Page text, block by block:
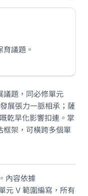
議題。
議題，同必修單元
展張力一脈相承；薩
乾旱化影響扣連。掌
框架，可橫跨多個單
內容依據
元 V 範圍編寫，所有